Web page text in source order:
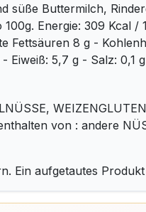
süße Buttermilch,
Energie: 309 Kcal /
Fettsäuren 8 g -
Eiweiß: 5,7 g - Salz: 0,1 g
von : andere
Ein aufgetautes